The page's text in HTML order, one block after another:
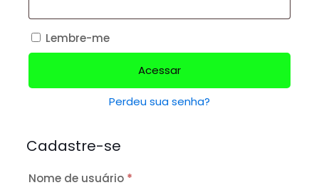
Lembre-me
Acessar
Perdeu sua senha?
Cadastre-se
Nome de usuário *